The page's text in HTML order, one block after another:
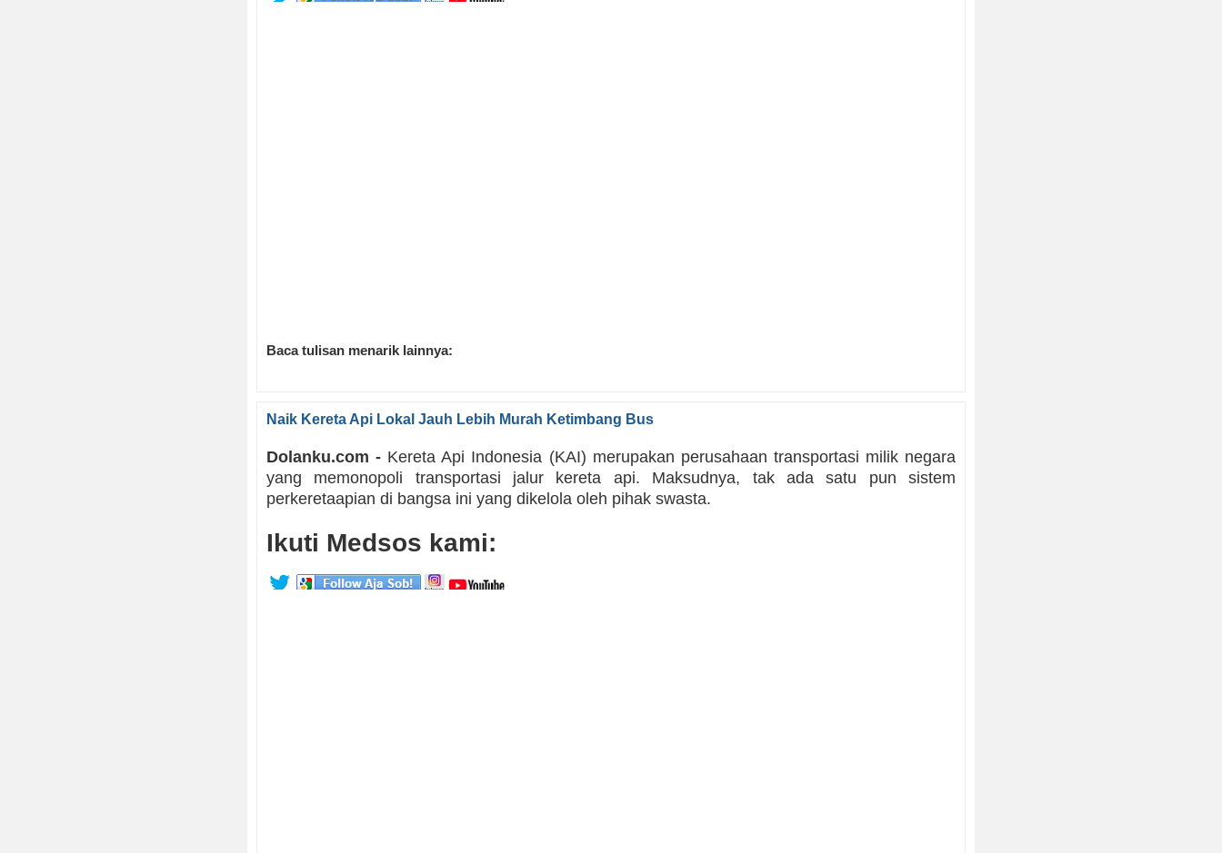
Baca tulisan menarik lainnya:
Naik Kereta Api Lokal Jauh Lebih Murah Ketimbang Bus
Dolanku.com - Kereta Api Indonesia (KAI) merupakan perusahaan transportasi milik negara
yang memonopoli transportasi jalur kereta api. Maksudnya, tak ada satu pun sistem
perkeretaapian di bangsa ini yang dikelola oleh pihak swasta.
Ikuti Medsos kami: